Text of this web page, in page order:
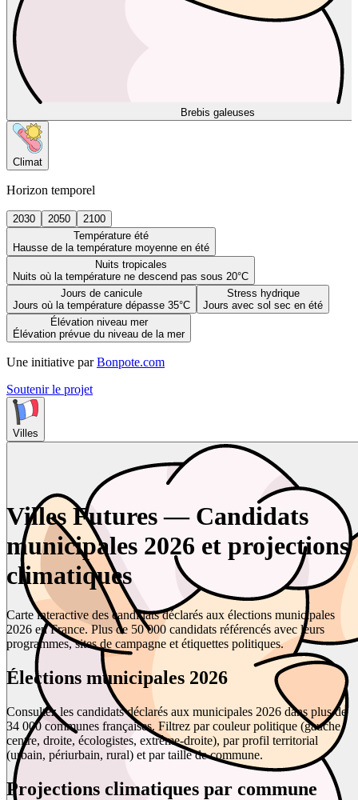
Brebis galeuses
Climat
Horizon temporel
2030 2050
2100
Température été
Hausse de la température moyenne en été
Nuits tropicales
Nuits où la température ne descend pas sous 20°C
Jours de canicule
Jours où la température dépasse 35°C
Stress hydrique
Jours avec sol sec en été
Élévation niveau mer
Élévation prévue du niveau de la mer
Une initiative par Bonpote.com
Soutenir le projet
Villes
Villes Futures — Candidats
municipales 2026 et projections
climatiques
Carte interactive des candidats déclarés aux élections municipales
2026 en France. Plus de 50 000 candidats référencés avec leurs
programmes, sites de campagne et étiquettes politiques.
Élections municipales 2026
Consultez les candidats déclarés aux municipales 2026 dans plus de
34 000 communes françaises. Filtrez par couleur politique (gauche,
centre, droite, écologistes, extrême-droite), par profil territorial
(urbain, périurbain, rural) et par taille de commune.
Projections climatiques par commune